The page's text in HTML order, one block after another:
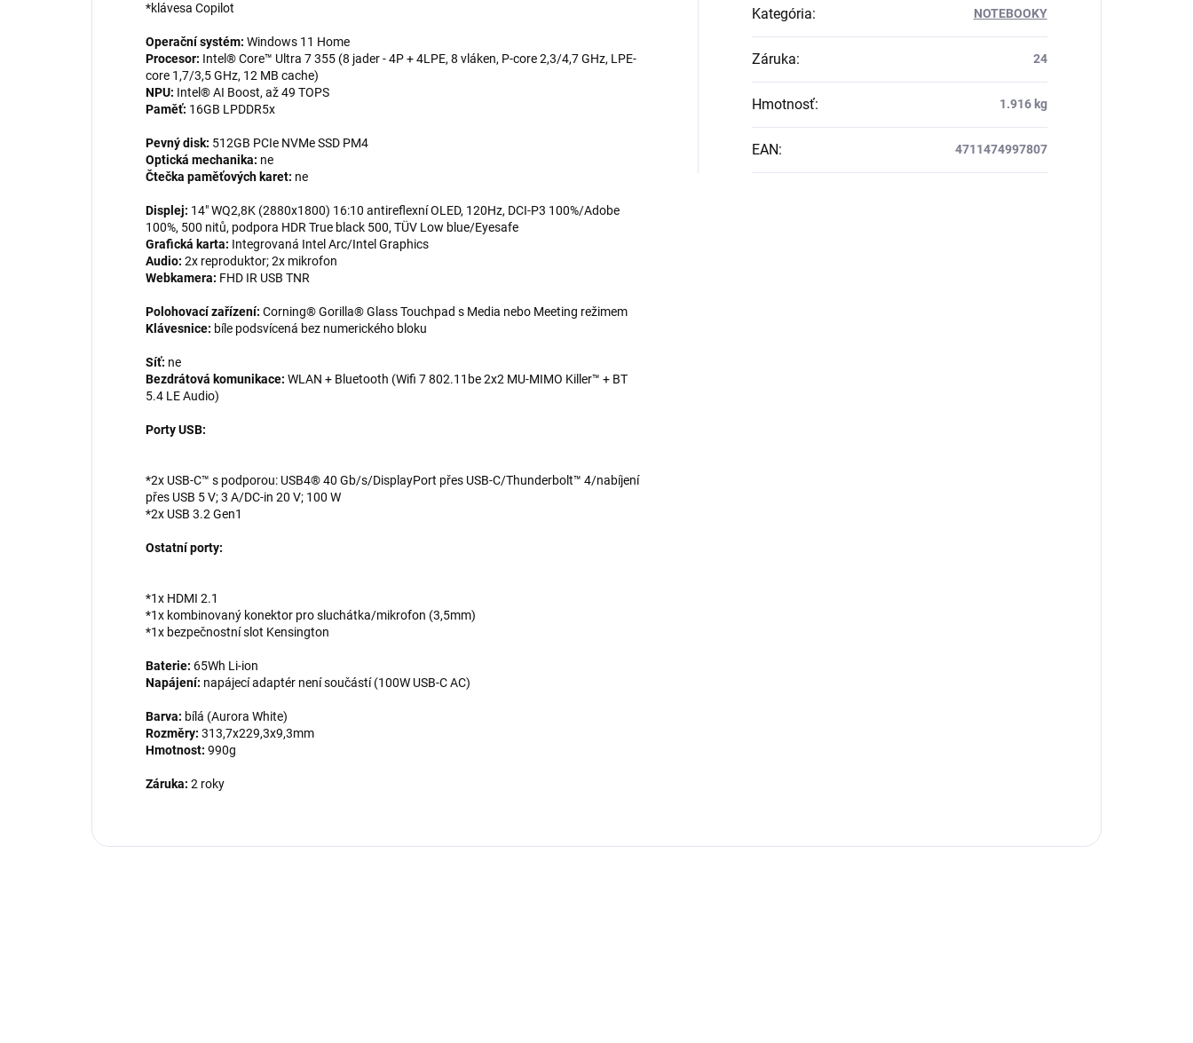
*klávesa Copilot
Operační systém: Windows 11 Home
Procesor: Intel® Core™ Ultra 7 355 (8 jader - 4P + 4LPE, 8 vláken, P-core 2,3/4,7 GHz, LPE-
core 1,7/3,5 GHz, 12 MB cache)
NPU: Intel® AI Boost, až 49 TOPS
Paměť: 16GB LPDDR5x
Pevný disk: 512GB PCIe NVMe SSD PM4
Optická mechanika: ne
Čtečka paměťových karet: ne
Displej: 14" WQ2,8K (2880x1800) 16:10 antireflexní OLED, 120Hz, DCI-P3 100%/Adobe
100%, 500 nitů, podpora HDR True black 500, TÜV Low blue/Eyesafe
Grafická karta: Integrovaná Intel Arc/Intel Graphics
Audio: 2x reproduktor; 2x mikrofon
Webkamera: FHD IR USB TNR
Polohovací zařízení: Corning® Gorilla® Glass Touchpad s Media nebo Meeting režimem
Klávesnice: bíle podsvícená bez numerického bloku
Síť: ne
Bezdrátová komunikace: WLAN + Bluetooth (Wifi 7 802.11be 2x2 MU-MIMO Killer™ + BT
5.4 LE Audio)
Porty USB:
*2x USB-C™ s podporou: USB4® 40 Gb/s/DisplayPort přes USB-C/Thunderbolt™ 4/nabíjení
přes USB 5 V; 3 A/DC-in 20 V; 100 W
*2x USB 3.2 Gen1
Ostatní porty:
*1x HDMI 2.1
*1x kombinovaný konektor pro sluchátka/mikrofon (3,5mm)
*1x bezpečnostní slot Kensington
Baterie: 65Wh Li-ion
Napájení: napájecí adaptér není součástí (100W USB-C AC)
Barva: bílá (Aurora White)
Rozměry: 313,7x229,3x9,3mm
Hmotnost: 990g
Záruka: 2 roky
Kategória: NOTEBOOKY
Záruka: 24
Hmotnosť: 1.916 kg
EAN: 4711474997807